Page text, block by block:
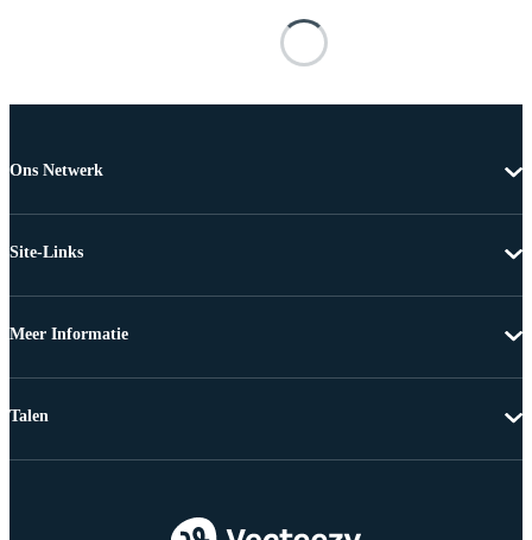
Ons Netwerk
Site-Links
Meer Informatie
Talen